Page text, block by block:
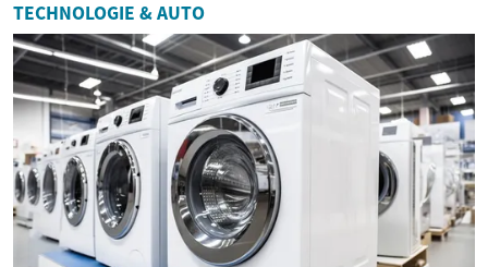
TECHNOLOGIE & AUTO